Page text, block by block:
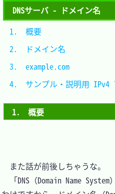
DNSサーバ - ドメイン名
1.　概要
また話が前後しちゃうな。
「DNS（Domain Name